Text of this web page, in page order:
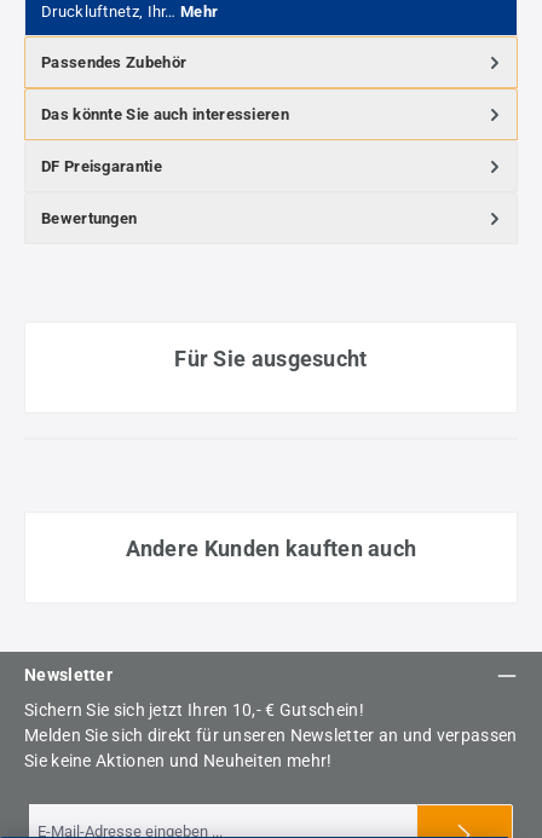
Druckluftnetz, Ihr…Mehr
Passendes Zubehör
Das könnte Sie auch interessieren
DF Preisgarantie
Bewertungen
Für Sie ausgesucht
Andere Kunden kauften auch
Newsletter
Sichern Sie sich jetzt Ihren 10,- € Gutschein!
Melden Sie sich direkt für unseren Newsletter an und verpassen
Sie keine Aktionen und Neuheiten mehr!